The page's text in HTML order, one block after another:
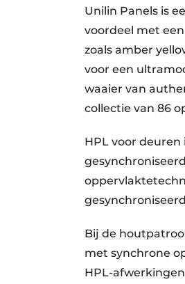
Unilin Panels is
voordeel met
zoals amber
voor een
waaier van
collectie van 86
HPL voor deuren
Bij de
met synchrone
HPL-